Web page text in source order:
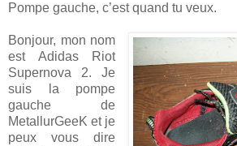
Pompe gauche, c’est quand tu veux.
Bonjour, mon nom
est Adidas Riot
Supernova 2. Je
suis la pompe
gauche de
MetallurGeeK et je
peux vous dire